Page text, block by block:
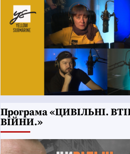
Програма «ЦИВІЛЬНІ.
ВІЙНИ.»